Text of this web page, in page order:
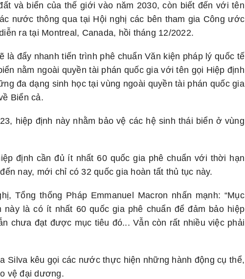
và biển của thế giới vào năm 2030, còn biết đến với tên
nước thông qua tại Hội nghị các bên tham gia Công ước
ra tại Montreal, Canada, hồi tháng 12/2022.
là đẩy nhanh tiến trình phê chuẩn Văn kiện pháp lý quốc tế
nằm ngoài quyền tài phán quốc gia với tên gọi Hiệp định
đa dạng sinh học tại vùng ngoài quyền tài phán quốc gia
Biển cả.
hiệp định này nhằm bảo vệ các hệ sinh thái biển ở vùng
định cần đủ ít nhất 60 quốc gia phê chuẩn với thời hạn
nay, mới chỉ có 32 quốc gia hoàn tất thủ tục này.
Tổng thống Pháp Emmanuel Macron nhấn mạnh: “Mục
này là có ít nhất 60 quốc gia phê chuẩn để đảm bảo hiệp
chưa đạt được mục tiêu đó... Vẫn còn rất nhiều việc phải
Silva kêu gọi các nước thực hiện những hành động cụ thể,
vệ đại dương.